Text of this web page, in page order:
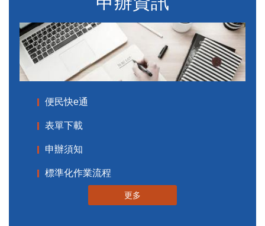
便民快e通
表單下載
申辦須知
標準化作業流程
更多